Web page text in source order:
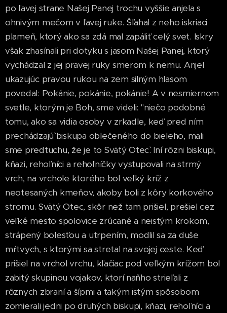
po ľavej strane Našej Panej trochu vyššie anjela s
ohnivým mečom v ľavej ruke. Šľahal z neho iskriaci
plameň, ktorý ako sa zdá mal zapáliť celý svet. Iskry
však zhasínali pri dotyku s jasom Našej Panej, ktorý
vychádzal z jej pravej ruky smerom k nemu. Anjel
ukazujúc pravou rukou na zem silným hlasom
povedal: Pokánie, pokánie, pokánie! A v nesmiernom
svetle, ktorým je Boh, sme videli: "niečo podobné
tomu, ako sa vidia osoby v zrkadle, keď pred ním
prechádzajú` biskupa oblečeného do bieleho, mali
sme predtuchu, že je to Svätý Otec`. Iní rôzni biskupi,
kňazi, rehoľníci a rehoľníčky vystupovali na strmý
vrch, na vrchole ktorého bol veľký kríž z
neotesaných kmeňov, akoby boli z kôry korkového
stromu. Svätý Otec, skôr než tam prišiel, prešiel cez
veľké mesto spolovice zrúcané a neistým krokom,
strápený bolesťou a utrpením, modlil sa za duše
mŕtvych, s ktorými sa stretal na svojej ceste. Keď
prišiel na vrchol vrchu, kľačiac pod veľkým krížom bol
zabitý skupinou vojakov, ktorí naňho strieľali z
rôznych zbraní a šípmi a takým istým spôsobom
zomierali jedni po druhých biskupi, kňazi, rehoľníci a